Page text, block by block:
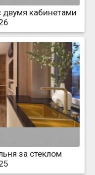
двумя кабинетами
за стеклом